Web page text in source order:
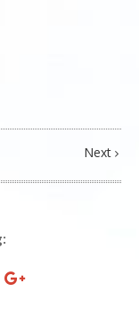
Next